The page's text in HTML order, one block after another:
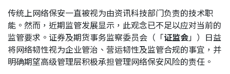
联络我们
最新消息
传统上网络保安一直被视为由资讯科技部门负责的技术职
能。然而，近期监管发展显示，此观念已不足以应对当前的
监管要求。证券及期货事务监察委员会（「证监会」）日益
将网络韧性视为企业管治、营运韧性及监管合规的事宜，并
明确期望高级管理层积极承担管理网络保安风险的责任。